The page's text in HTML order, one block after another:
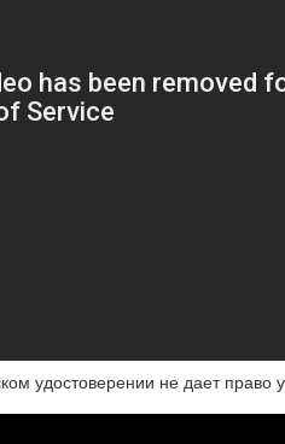
удостоверении не дает право